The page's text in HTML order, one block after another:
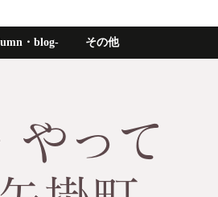
・blog- その他
やって